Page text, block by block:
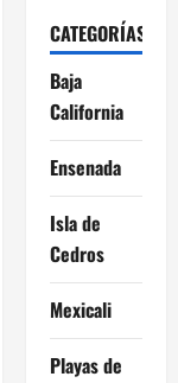
CATEGORÍAS
Baja
California
Ensenada
Isla de
Cedros
Mexicali
Playas de